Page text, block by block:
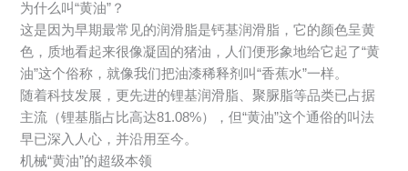
为什么叫“黄油”？
这是因为早期最常见的润滑脂是钙基润滑脂，它的颜色呈黄
色，质地看起来很像凝固的猪油，人们便形象地给它起了“黄
油”这个俗称，就像我们把油漆稀释剂叫“香蕉水”一样。
随着科技发展，更先进的锂基润滑脂、聚脲脂等品类已占据
主流（锂基脂占比高达81.08%），但“黄油”这个通俗的叫法
早已深入人心，并沿用至今。
机械“黄油”的超级本领